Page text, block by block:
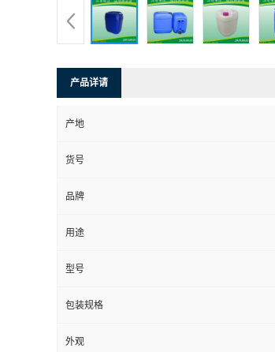
产品详请
产地
货号
品牌
用途
型号
包装规格
外观